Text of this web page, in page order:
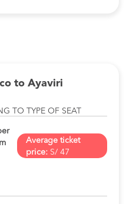
to Ayaviri
TO TYPE OF SEAT
Average ticket
price:S/ 47